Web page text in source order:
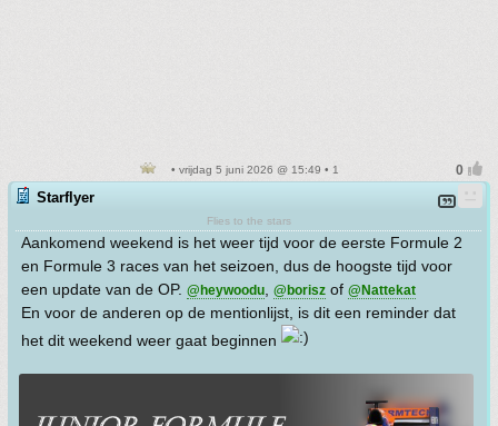
• vrijdag 5 juni 2026 @ 15:49 • 1
Starflyer
Flies to the stars
Aankomend weekend is het weer tijd voor de eerste Formule 2
en Formule 3 races van het seizoen, dus de hoogste tijd voor
een update van de OP. @heywoodu @borisz of @Nattekat
En voor de anderen op de mentionlijst, is dit een reminder dat
het dit weekend weer gaat beginnen